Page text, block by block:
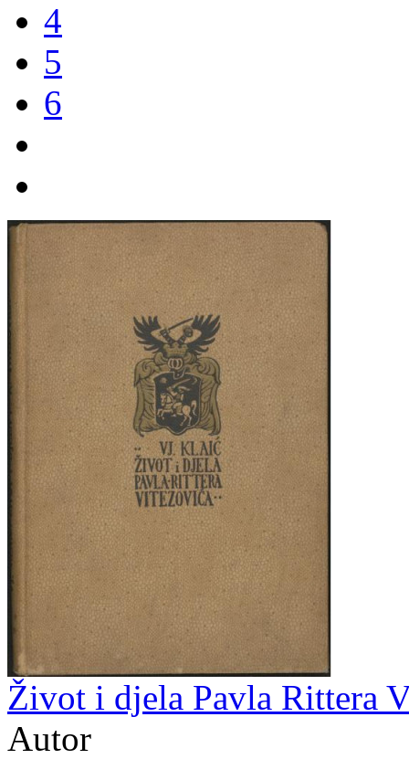
4
5
6
Život i djela Pavla Rittera
Autor